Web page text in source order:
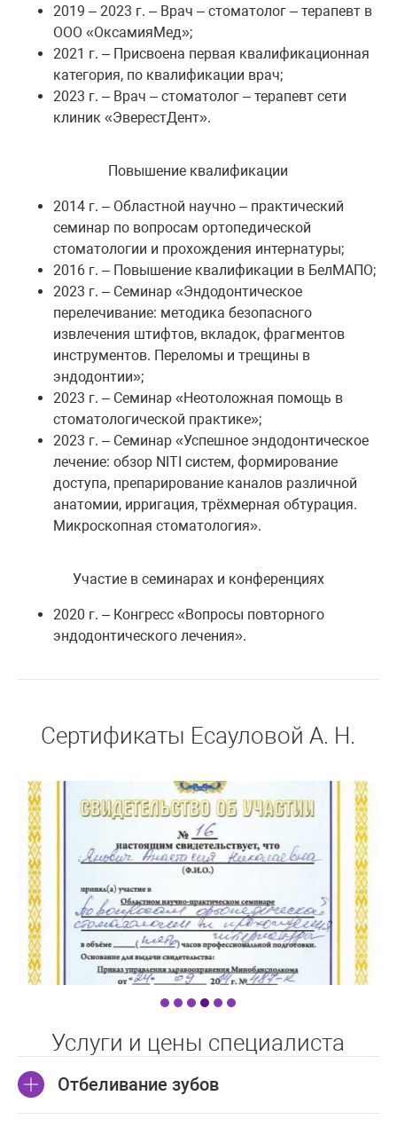
2019 – 2023 г. – Врач – стоматолог – терапевт в
ООО «ОксамияМед»;
2021 г. – Присвоена первая квалификационная
категория, по квалификации врач;
2023 г. – Врач – стоматолог – терапевт сети
клиник «ЭверестДент».
Повышение квалификации
2014 г. – Областной научно – практический
семинар по вопросам ортопедической
стоматологии и прохождения интернатуры;
2016 г. – Повышение квалификации в БелМАПО;
2023 г. – Семинар «Эндодонтическое
перелечивание: методика безопасного
извлечения штифтов, вкладок, фрагментов
инструментов. Переломы и трещины в
эндодонтии»;
2023 г. – Семинар «Неотоложная помощь в
стоматологической практике»;
2023 г. – Семинар «Успешное эндодонтическое
лечение: обзор NITI систем, формирование
доступа, препарирование каналов различной
анатомии, ирригация, трёхмерная обтурация.
Микроскопная стоматология».
Участие в семинарах и конференциях
2020 г. – Конгресс «Вопросы повторного
эндодонтического лечения».
Сертификаты Есауловой А. Н.
Услуги и цены специалиста
Отбеливание зубов